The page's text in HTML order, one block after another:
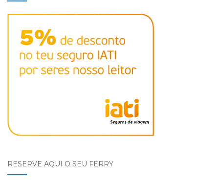
RESERVE AQUI O SEU FERRY